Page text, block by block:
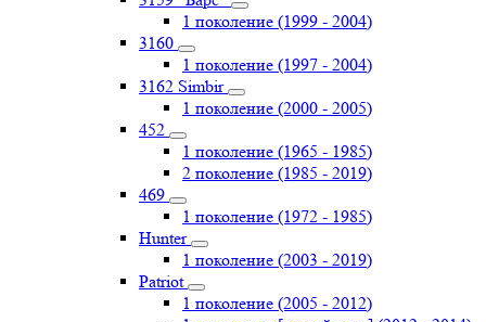
1 поколение (1999 - 2004)
3160
1 поколение (1997 - 2004)
3162 Simbir
1 поколение (2000 - 2005)
452
1 поколение (1965 - 1985)
2 поколение (1985 - 2019)
469
1 поколение (1972 - 1985)
Hunter
1 поколение (2003 - 2019)
Patriot
1 поколение (2005 - 2012)